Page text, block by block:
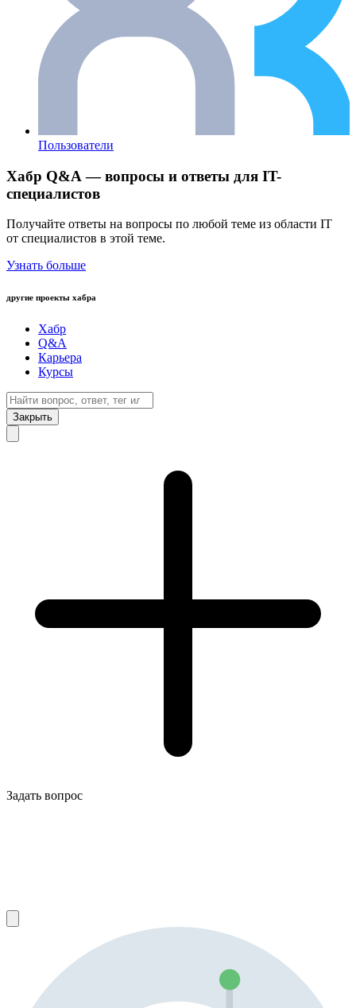
Пользователи
Хабр Q&A — вопросы и ответы для IT-
специалистов
Получайте ответы на вопросы по любой теме из области IT
от специалистов в этой теме.
Узнать больше
другие проекты хабра
Хабр
Q&A
Карьера
Курсы
Закрыть
Задать вопрос